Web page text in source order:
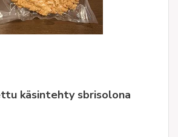
käsintehty sbrisolona